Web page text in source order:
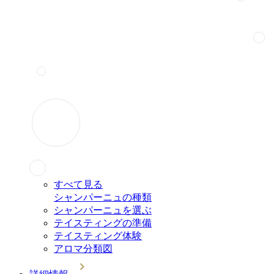
すべて見る
シャンパーニュの種類
シャンパーニュを選ぶ
テイスティングの準備
テイスティング体験
アロマ分類図